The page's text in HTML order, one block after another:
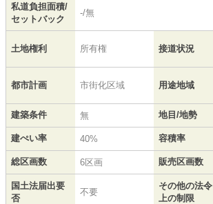
私道負担面積/
セットバック
-/無
土地権利 所有権 接道状況
都市計画 市街化区域 用途地域
建築条件 無 地目/地勢
建ぺい率 40% 容積率
総区画数 6区画 販売区画数
国土法届出要
否
不要
その他の法令
上の制限